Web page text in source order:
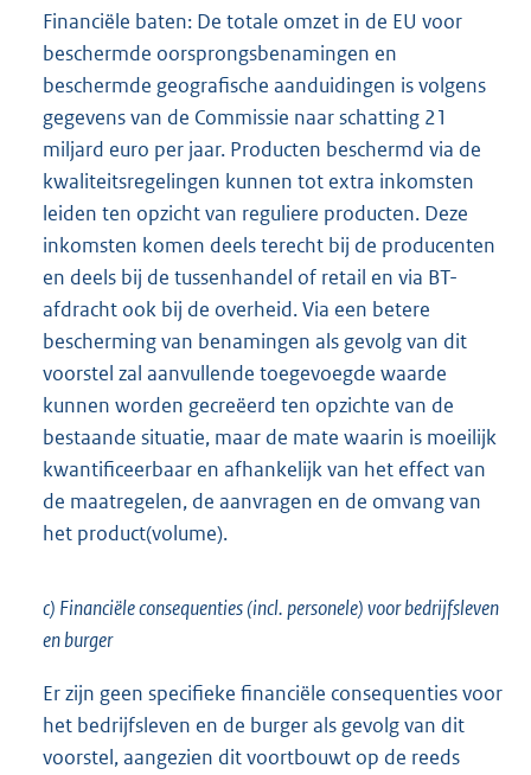
Financiële baten: De totale omzet in de EU voor
beschermde oorsprongsbenamingen en
beschermde geografische aanduidingen is volgens
gegevens van de Commissie naar schatting 21
miljard euro per jaar. Producten beschermd via de
kwaliteitsregelingen kunnen tot extra inkomsten
leiden ten opzicht van reguliere producten. Deze
inkomsten komen deels terecht bij de producenten
en deels bij de tussenhandel of retail en via BT-
afdracht ook bij de overheid. Via een betere
bescherming van benamingen als gevolg van dit
voorstel zal aanvullende toegevoegde waarde
kunnen worden gecreëerd ten opzichte van de
bestaande situatie, maar de mate waarin is moeilijk
kwantificeerbaar en afhankelijk van het effect van
de maatregelen, de aanvragen en de omvang van
het product(volume).
c) Financiële consequenties (incl. personele) voor bedrijfsleven
en burger
Er zijn geen specifieke financiële consequenties voor
het bedrijfsleven en de burger als gevolg van dit
voorstel, aangezien dit voortbouwt op de reeds